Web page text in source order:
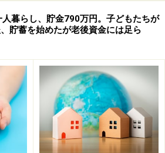
人暮らし、貯金790万円。子どもたちが
貯蓄を始めたが老後資金には足ら